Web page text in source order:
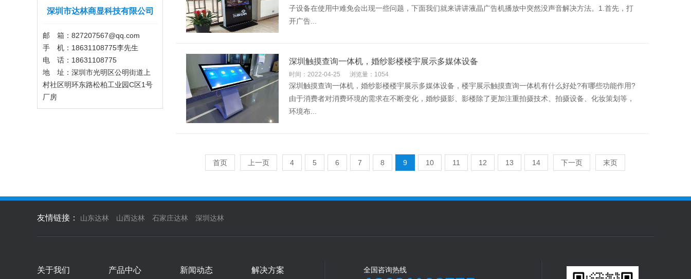
深圳市达林商显科技有限公司
邮 箱：827207567@qq.com
手 机：18631108775李先生
电 话：18631108775
地 址：深圳市光明区公明街道上
村社区明环东路松柏工业园C区1号
厂房
子设备在使用中难免会出现一些问题，下面我们就来讲讲液晶广告机播放中突然没声音解决方法。1.首先，打
开广告...
深圳触摸查询一体机，婚纱影楼楼宇展示多媒体设备
时间：2022-04-25 浏览量：1054
深圳触摸查询一体机，婚纱影楼楼宇展示多媒体设备，楼宇展示触摸查询一体机有什么好处?有哪些功能作用?
由于消费者对消费环境的需求在不断变化，婚纱摄影、影楼除了更加注重拍摄技术、拍摄设备、化妆策划等，
环境布...
首页 上一页 4 5 6 7 8 9 10 11 12 13 14 下一页 末页
友情链接： 山东达林 山西达林 石家庄达林 深圳达林
关于我们 产品中心 新闻动态 解决方案 全国咨询热线